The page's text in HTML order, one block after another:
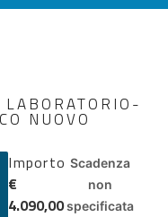
NUOVO
Importo
€
4.090,00
Scadenza
non
specificata